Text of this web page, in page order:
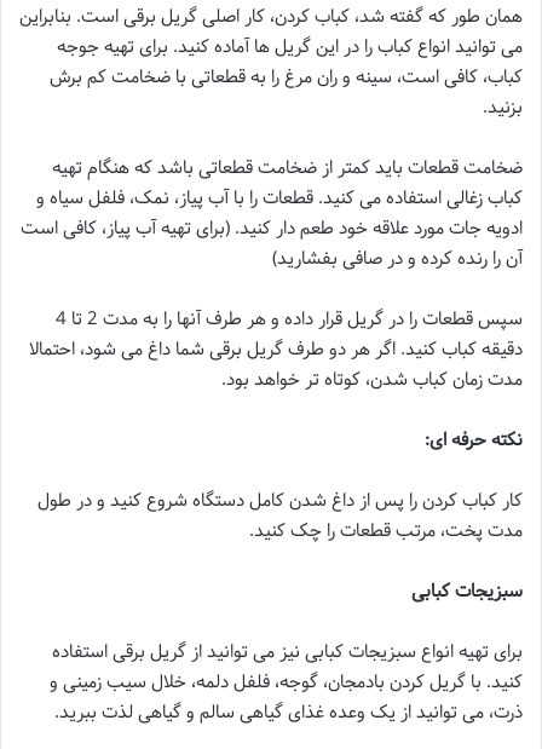
همان طور که گفته شد، کباب کردن، کار اصلی گریل برقی است. بنابراین
می توانید انواع کباب را در این گریل ها آماده کنید. برای تهیه جوجه
کباب، کافی است، سینه و ران مرغ را به قطعاتی با ضخامت کم برش
بزنید.
ضخامت قطعات باید کمتر از ضخامت قطعاتی باشد که هنگام تهیه
کباب زغالی استفاده می کنید. قطعات را با آب پیاز، نمک، فلفل سیاه و
ادویه جات مورد علاقه خود طعم دار کنید. (برای تهیه آب پیاز، کافی است
آن را رنده کرده و در صافی بفشارید)
سپس قطعات را در گریل قرار داده و هر طرف آنها را به مدت 2 تا 4
دقیقه کباب کنید. اگر هر دو طرف گریل برقی شما داغ می شود، احتمالا
مدت زمان کباب شدن، کوتاه تر خواهد بود.
نکته حرفه ای:
کار کباب کردن را پس از داغ شدن کامل دستگاه شروع کنید و در طول
مدت پخت، مرتب قطعات را چک کنید.
سبزیجات کبابی
برای تهیه انواع سبزیجات کبابی نیز می توانید از گریل برقی استفاده
کنید. با گریل کردن بادمجان، گوجه، فلفل دلمه، خلال سیب زمینی و
ذرت، می توانید از یک وعده غذای گیاهی سالم و گیاهی لذت ببرید.